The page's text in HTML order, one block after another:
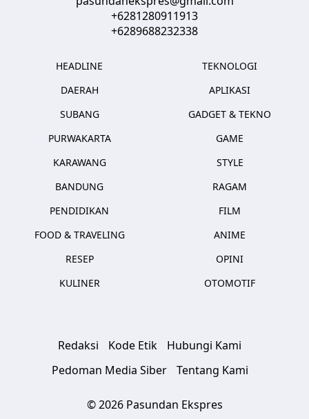
+6281280911913
+6289688232338
HEADLINE
DAERAH
SUBANG
PURWAKARTA
KARAWANG
BANDUNG
PENDIDIKAN
FOOD & TRAVELING
RESEP
KULINER
TEKNOLOGI
APLIKASI
GADGET & TEKNO
GAME
STYLE
RAGAM
FILM
ANIME
OPINI
OTOMOTIF
Redaksi Kode Etik
Hubungi Kami
Pedoman Media Siber
Tentang Kami
© 2026 Pasundan Ekspres